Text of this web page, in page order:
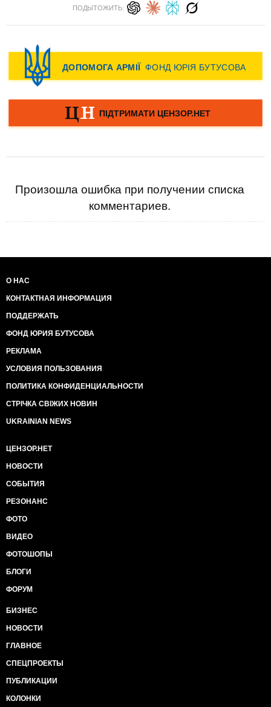
ПОДЫТОЖИТЬ:
Произошла ошибка при получении списка
комментариев.
О НАС
КОНТАКТНАЯ ИНФОРМАЦИЯ
ПОДДЕРЖАТЬ
ФОНД ЮРИЯ БУТУСОВА
РЕКЛАМА
УСЛОВИЯ ПОЛЬЗОВАНИЯ
ПОЛИТИКА КОНФИДЕНЦИАЛЬНОСТИ
СТРІЧКА СВІЖИХ НОВИН
UKRAINIAN NEWS
ЦЕНЗОР.НЕТ
НОВОСТИ
СОБЫТИЯ
РЕЗОНАНС
ФОТО
ВИДЕО
ФОТОШОПЫ
БЛОГИ
ФОРУМ
БИЗНЕС
НОВОСТИ
ГЛАВНОЕ
СПЕЦПРОЕКТЫ
ПУБЛИКАЦИИ
КОЛОНКИ